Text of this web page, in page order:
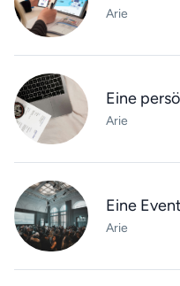
Arie
Eine
Arie
Eine
Arie